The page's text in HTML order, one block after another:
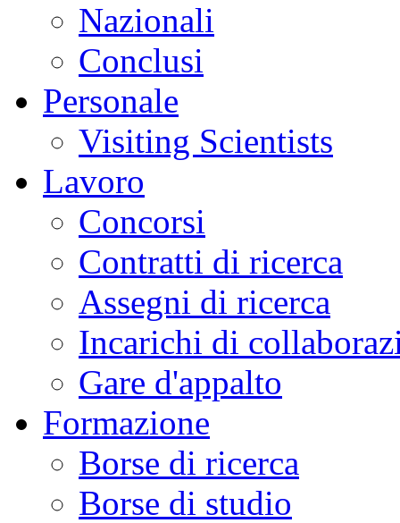
Nazionali
Conclusi
Personale
Visiting Scientists
Lavoro
Concorsi
Contratti di ricerca
Assegni di ricerca
Incarichi di
Gare d'appalto
Formazione
Borse di ricerca
Borse di studio